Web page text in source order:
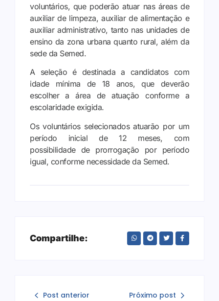
voluntários, que poderão atuar nas áreas de
auxiliar de limpeza, auxiliar de alimentação e
auxiliar administrativo, tanto nas unidades de
ensino da zona urbana quanto rural, além da
sede da Semed.
A seleção é destinada a candidatos com
idade mínima de 18 anos, que deverão
escolher a área de atuação conforme a
escolaridade exigida.
Os voluntários selecionados atuarão por um
período inicial de 12 meses, com
possibilidade de prorrogação por período
igual, conforme necessidade da Semed.
Compartilhe:
Post anterior Próximo post